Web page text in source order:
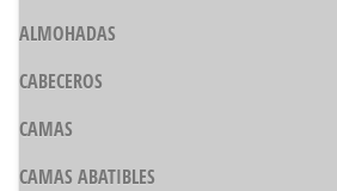
ALMOHADAS
CABECEROS
CAMAS
CAMAS ABATIBLES